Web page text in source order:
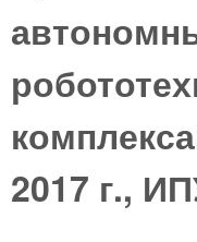
2017 г.,